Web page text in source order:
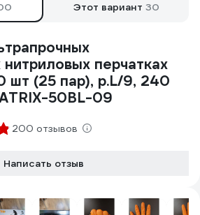
Этот вариант 30
перчатках
шт (25 пар), р.L/9, 240
50BL-09
200 отзывов
Написать отзыв